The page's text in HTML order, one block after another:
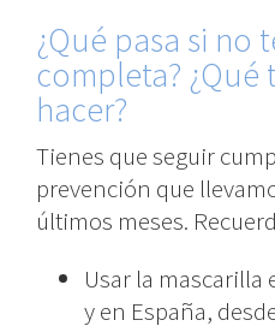
¿Qué pasa si no
completa? ¿Qué
hacer?
Tienes que seguir
prevención que
últimos meses.
Usar la mascarilla
y en España,